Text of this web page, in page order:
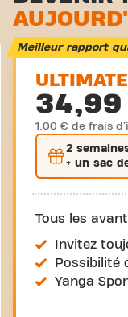
Cyclisme
Visite guidée
Meilleur rapport
ULTIMATE
1,00 € de frais
2
+ un sac
Tous les
Invitez
Possibilité
Yanga